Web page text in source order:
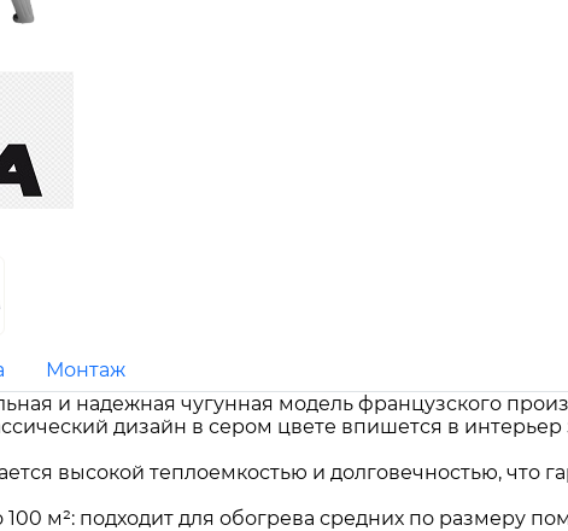
Монтаж
и надежная чугунная модель французского
дизайн в сером цвете впишется в интерьер
высокой теплоемкостью и долговечностью, что
м²: подходит для обогрева средних по размеру